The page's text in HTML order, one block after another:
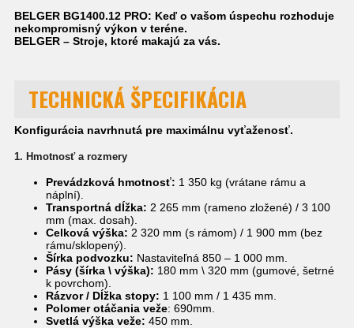
BELGER BG1400.12 PRO: Keď o vašom úspechu rozhoduje
nekompromisný výkon v teréne.
BELGER – Stroje, ktoré makajú za vás.
TECHNICKÁ ŠPECIFIKÁCIA
Konfigurácia navrhnutá pre maximálnu vyťaženosť.
1. Hmotnosť a rozmery
Prevádzková hmotnosť: 1 350 kg (vrátane rámu a
náplní).
Transportná dĺžka: 2 265 mm (rameno zložené) / 3 100
mm (max. dosah).
Celková výška: 2 320 mm (s rámom) / 1 900 mm (bez
rámu/sklopený).
Šírka podvozku: Nastaviteľná 850 – 1 000 mm.
Pásy (šírka \ výška): 180 mm \ 320 mm (gumové, šetrné
k povrchom).
Rázvor / Dĺžka stopy: 1 100 mm / 1 435 mm.
Polomer otáčania veže: 690mm.
Svetlá výška veže: 450 mm.